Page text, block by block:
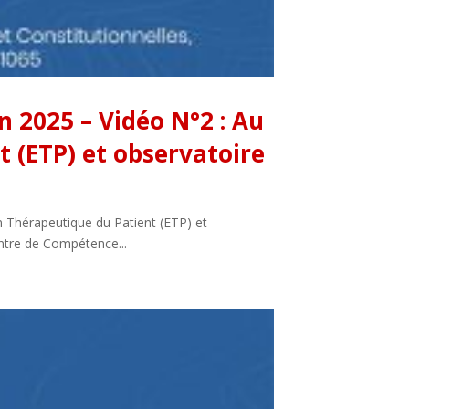
– Vidéo N°2 : Au
(ETP) et observatoire
Thérapeutique du Patient (ETP) et
de Compétence...